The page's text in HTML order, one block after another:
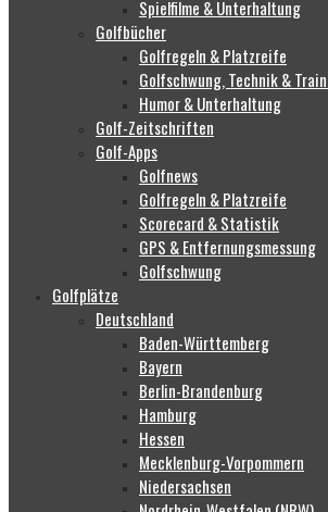
Spielfilme & Unterhaltung
Golfbücher
Golfregeln & Platzreife
Golfschwung, Technik &
Humor & Unterhaltung
Golf-Zeitschriften
Golf-Apps
Golfnews
Golfregeln & Platzreife
Scorecard & Statistik
GPS & Entfernungsmessung
Golfschwung
Golfplätze
Deutschland
Baden-Württemberg
Bayern
Berlin-Brandenburg
Hamburg
Hessen
Mecklenburg-Vorpommern
Niedersachsen